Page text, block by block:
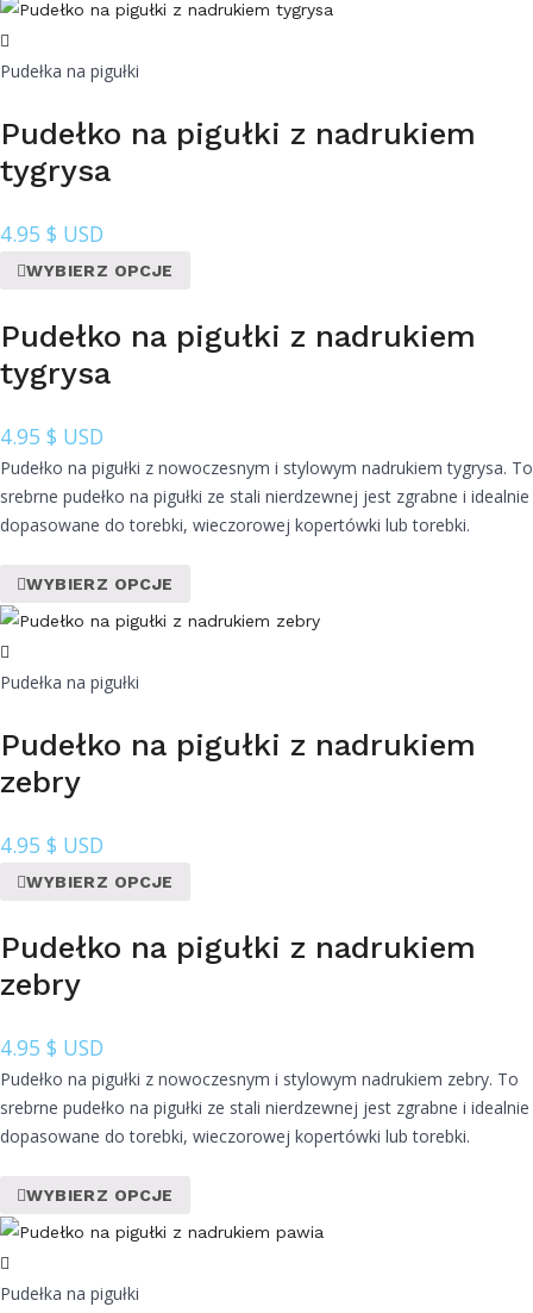
Pudełka na pigułki
Pudełko na pigułki z nadrukiem
tygrysa
4.95 $ USD
WYBIERZ OPCJE
Pudełko na pigułki z nadrukiem
tygrysa
4.95 $ USD
Pudełko na pigułki z nowoczesnym i stylowym nadrukiem tygrysa. To
srebrne pudełko na pigułki ze stali nierdzewnej jest zgrabne i idealnie
dopasowane do torebki, wieczorowej kopertówki lub torebki.
WYBIERZ OPCJE
Pudełka na pigułki
Pudełko na pigułki z nadrukiem
zebry
4.95 $ USD
WYBIERZ OPCJE
Pudełko na pigułki z nadrukiem
zebry
4.95 $ USD
Pudełko na pigułki z nowoczesnym i stylowym nadrukiem zebry. To
srebrne pudełko na pigułki ze stali nierdzewnej jest zgrabne i idealnie
dopasowane do torebki, wieczorowej kopertówki lub torebki.
WYBIERZ OPCJE
Pudełka na pigułki